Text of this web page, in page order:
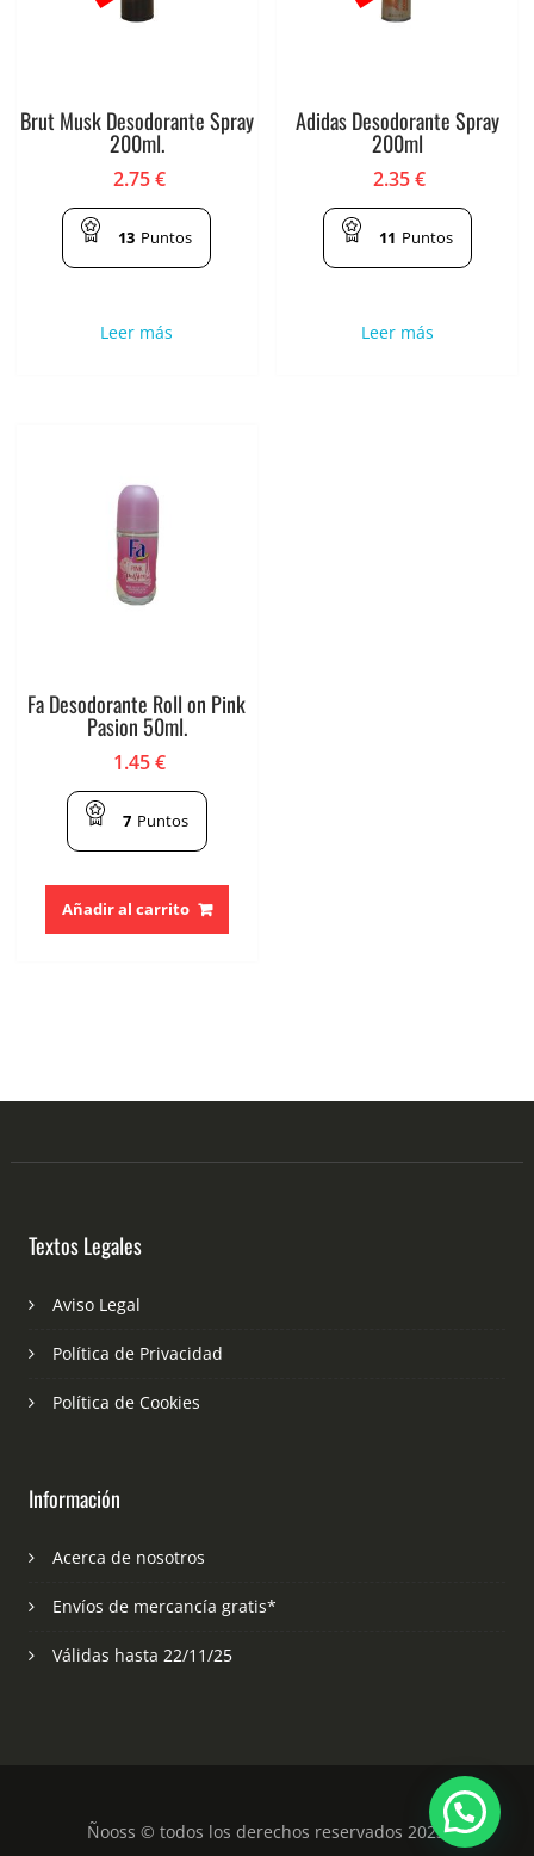
Brut Musk Desodorante Spray
200ml.
2.75€
13 Puntos
Leer más
Adidas Desodorante Spray
200ml
2.35€
11 Puntos
Leer más
Fa Desodorante Roll on Pink
Pasion 50ml.
1.45€
7 Puntos
Añadir al carrito
Textos Legales
Aviso Legal
Política de Privacidad
Política de Cookies
Información
Acerca de nosotros
Envíos de mercancía gratis*
Válidas hasta 22/11/25
Ñooss © todos los derechos reservados 2023